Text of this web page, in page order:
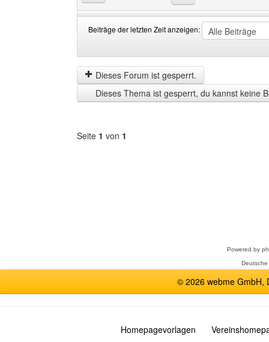
Beiträge der letzten Zeit anzeigen:
der
letzten
Zeit
anzeigen
by
Dieses Forum ist gesperrt.
Dieses Thema ist gesperrt, du kannst keine
Seite 1 von 1
Powered by
© 2026 webme GmbH,
Homepagevorlagen